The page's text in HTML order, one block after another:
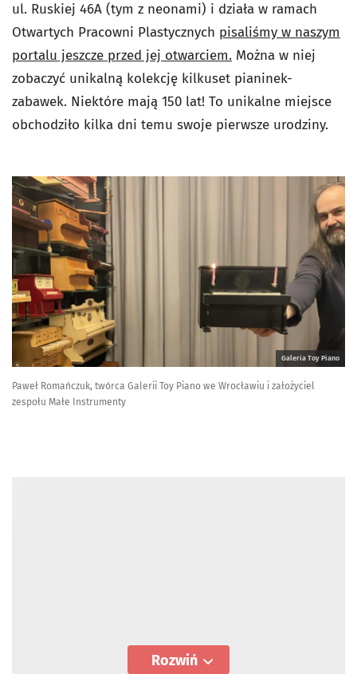
ul. Ruskiej 46A (tym z neonami) i działa w ramach
Otwartych Pracowni Plastycznych pisaliśmy w naszym
portalu jeszcze przed jej otwarciem. Można w niej
zobaczyć unikalną kolekcję kilkuset pianinek-
zabawek. Niektóre mają 150 lat! To unikalne miejsce
obchodziło kilka dni temu swoje pierwsze urodziny.
Galeria Toy Piano
Paweł Romańczuk, twórca Galerii Toy Piano we Wrocławiu i założyciel
zespołu Małe Instrumenty
Rozwiń